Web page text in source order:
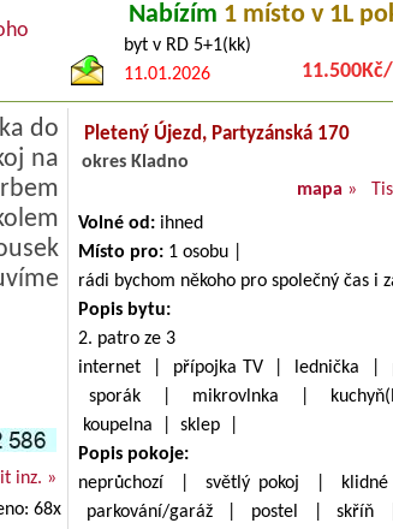
Nabízím 1 místo v 1L
byt v RD 5+1(kk)
11.01.2026
do
na
inz. »
68x
Pletený Újezd, Partyzánská 170
okres Kladno
mapa »
Volné od: ihned
Místo pro: 1 osobu |
rádi bychom někoho pro společný čas i
Popis bytu:
2. patro ze 3
internet | přípojka TV | lednička |
sporák | mikrovlnka |
koupelna | sklep |
Popis pokoje:
neprůchozí | světlý pokoj | klidné
parkování/garáž | postel |